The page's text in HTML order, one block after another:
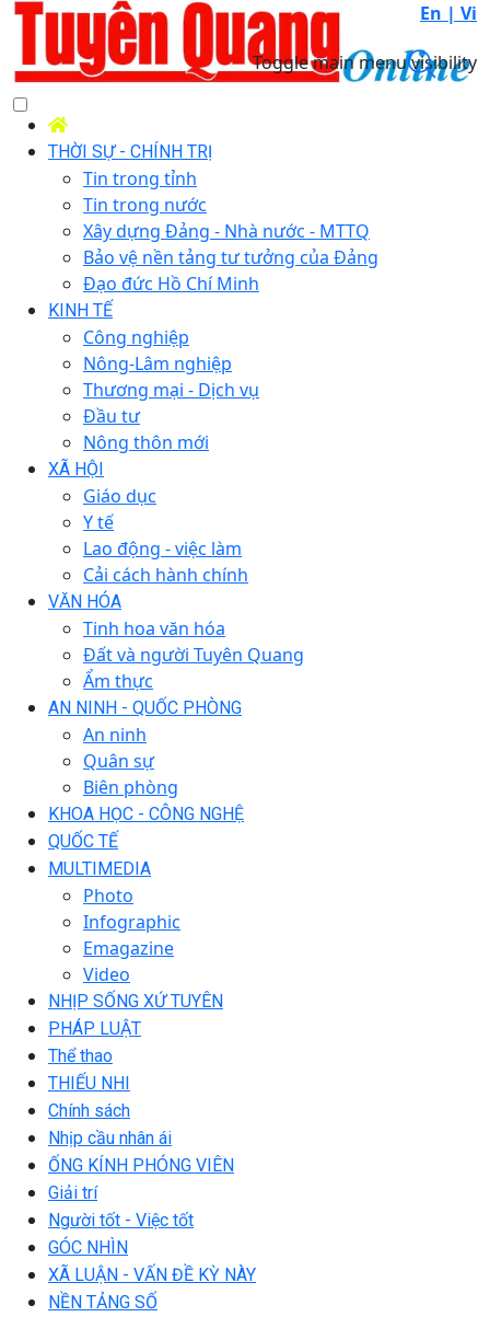
En | Vi
Toggle main menu visibility
THỜI SỰ - CHÍNH TRỊ
Tin trong tỉnh
Tin trong nước
Xây dựng Đảng - Nhà nước - MTTQ
Bảo vệ nền tảng tư tưởng của Đảng
Đạo đức Hồ Chí Minh
KINH TẾ
Công nghiệp
Nông-Lâm nghiệp
Thương mại - Dịch vụ
Đầu tư
Nông thôn mới
XÃ HỘI
Giáo dục
Y tế
Lao động - việc làm
Cải cách hành chính
VĂN HÓA
Tinh hoa văn hóa
Đất và người Tuyên Quang
Ẩm thực
AN NINH - QUỐC PHÒNG
An ninh
Quân sự
Biên phòng
KHOA HỌC - CÔNG NGHỆ
QUỐC TẾ
MULTIMEDIA
Photo
Infographic
Emagazine
Video
NHỊP SỐNG XỨ TUYÊN
PHÁP LUẬT
Thể thao
THIẾU NHI
Chính sách
Nhịp cầu nhân ái
ỐNG KÍNH PHÓNG VIÊN
Giải trí
Người tốt - Việc tốt
GÓC NHÌN
XÃ LUẬN - VẤN ĐỀ KỲ NÀY
NỀN TẢNG SỐ